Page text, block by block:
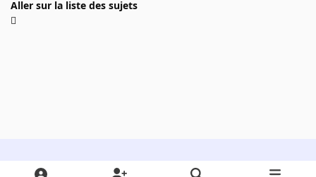
Aller sur la liste des sujets